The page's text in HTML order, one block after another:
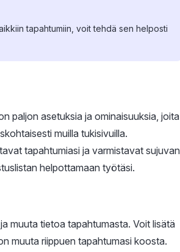
tapahtumiin, voit tehdä sen helposti
paljon asetuksia ja ominaisuuksia, joita
muilla tukisivuilla.
tapahtumiasi ja varmistavat sujuvan
helpottamaan työtäsi.
muuta tietoa tapahtumasta. Voit lisätä
muuta riippuen tapahtumasi koosta.